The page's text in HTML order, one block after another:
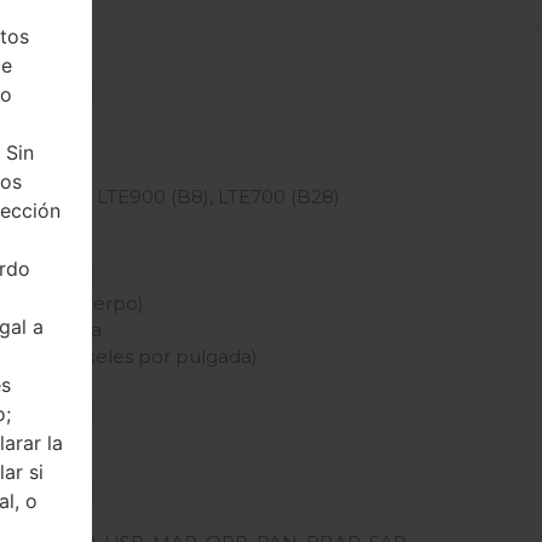
(B5), LTE900 (B8), LTE700 (B28)
cuerpo)
capacitiva
de píxeles por pulgada)
a
la
si
o